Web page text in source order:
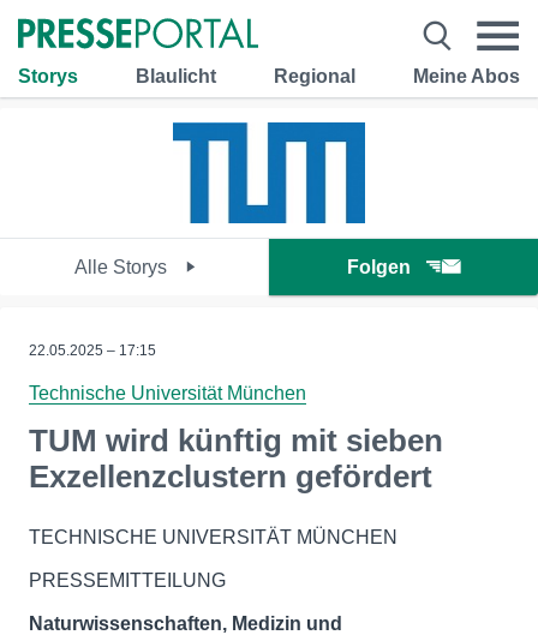
Storys Blaulicht Regional Meine Abos
Alle Storys Folgen
22.05.2025 – 17:15
Technische Universität München
TUM wird künftig mit sieben
Exzellenzclustern gefördert
TECHNISCHE UNIVERSITÄT MÜNCHEN
PRESSEMITTEILUNG
Naturwissenschaften, Medizin und